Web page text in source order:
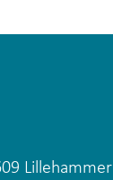
Lillehammer